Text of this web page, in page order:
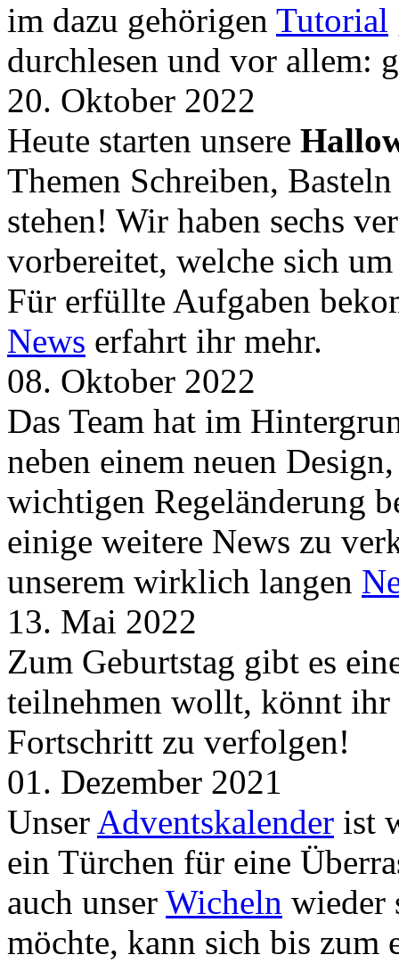
im dazu gehörigen Tutorial
durchlesen und vor allem:
20. Oktober 2022
Heute starten unsere
Themen Schreiben,
stehen! Wir haben sechs
vorbereitet, welche sich
Für erfüllte Aufgaben
News erfahrt ihr mehr.
08. Oktober 2022
Das Team hat im
neben einem neuen
wichtigen Regeländerung
einige weitere News zu
unserem wirklich langen
13. Mai 2022
Zum Geburtstag gibt es
teilnehmen wollt, könnt
Fortschritt zu verfolgen!
01. Dezember 2021
Unser Adventskalender ist
ein Türchen für eine
auch unser Wicheln wieder
möchte, kann sich bis